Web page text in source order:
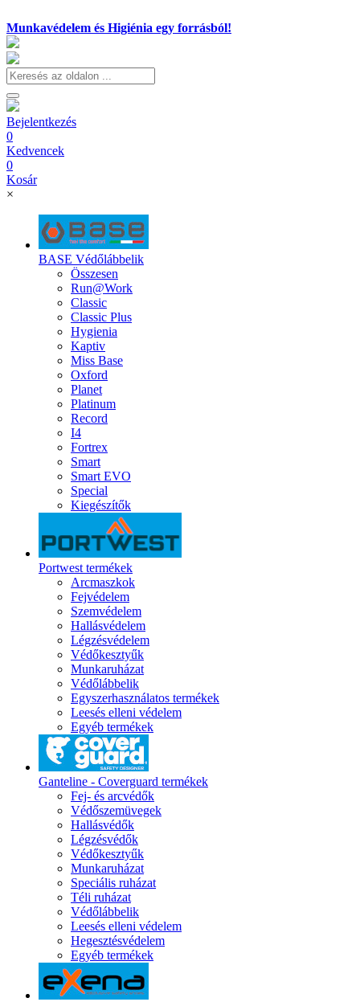
Munkavédelem és Higiénia egy forrásból!
Bejelentkezés
0
Kedvencek
0
Kosár
×
BASE Védőlábbelik
Összesen
Run@Work
Classic
Classic Plus
Hygienia
Kaptiv
Miss Base
Oxford
Planet
Platinum
Record
I4
Fortrex
Smart
Smart EVO
Special
Kiegészítők
Portwest termékek
Arcmaszkok
Fejvédelem
Szemvédelem
Hallásvédelem
Légzésvédelem
Védőkesztyűk
Munkaruházat
Védőlábbelik
Egyszerhasználatos termékek
Leesés elleni védelem
Egyéb termékek
Ganteline - Coverguard termékek
Fej- és arcvédők
Védőszemüvegek
Hallásvédők
Légzésvédők
Védőkesztyűk
Munkaruházat
Speciális ruházat
Téli ruházat
Védőlábbelik
Leesés elleni védelem
Hegesztésvédelem
Egyéb termékek